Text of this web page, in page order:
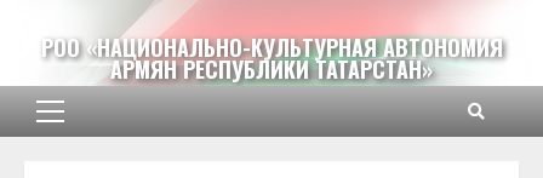
содержимому
РОО «НАЦИОНАЛЬНО-КУЛЬТУРНАЯ АВТОНОМИЯ
АРМЯН РЕСПУБЛИКИ ТАТАРСТАН»
Основное